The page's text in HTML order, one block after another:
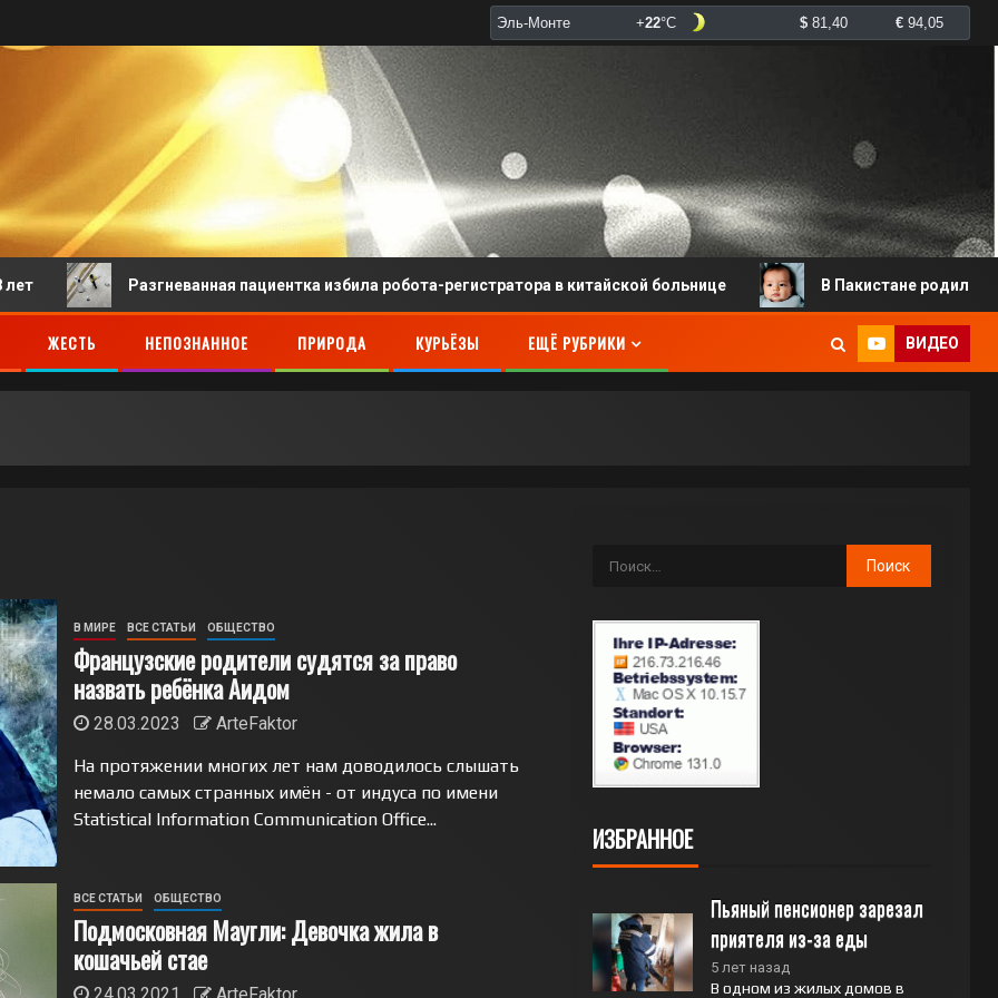
Разгневанная пациентка избила робота-регистратора в китайской больнице В Пакистане родился
ЖЕСТЬ НЕПОЗНАННОЕ ПРИРОДА КУРЬЁЗЫ ЕЩЁ РУБРИКИ ВИДЕО
В МИРЕ ВСЕ СТАТЬИ ОБЩЕСТВО
Французские родители судятся за право
назвать ребёнка Аидом
28.03.2023
ArteFaktor
На протяжении многих лет нам доводилось слышать
немало самых странных имён - от индуса по имени
Statistical Information Communication Office...
ВСЕ СТАТЬИ ОБЩЕСТВО
Подмосковная Маугли: Девочка жила в
кошачьей стае
ИЗБРАННОЕ
Пьяный пенсионер зарезал
приятеля из-за еды
5 лет назад
В одном из жилых домов в